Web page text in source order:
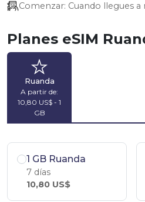
Comenzar: Cuando llegues a
Planes eSIM
Ruanda
A partir de:
10,80 US$ - 1
GB
1 GB Ruanda
7 días
10,80 US$